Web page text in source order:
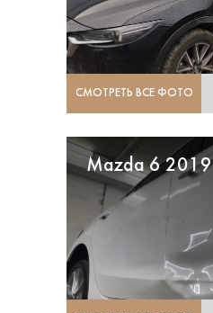
СМОТРЕТЬ ВСЕ ФОТО
Mazda 6 2019